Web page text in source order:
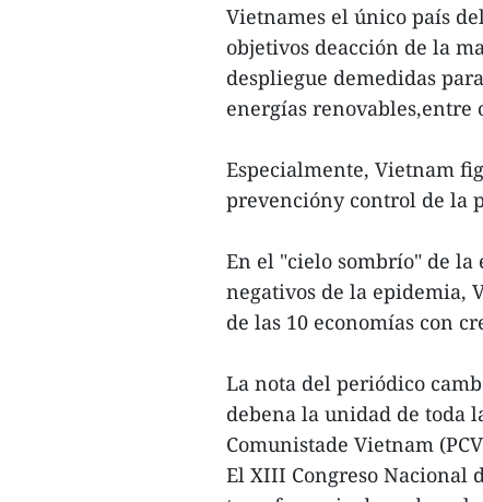
Vietnames el único país
objetivos deacción de la
despliegue demedidas
energías renovables,entre
Especialmente, Vietnam
prevencióny control de la
En el "cielo sombrío" de la
negativos de la epidemia,
de las 10 economías con
La nota del periódico
debena la unidad de toda
Comunistade Vietnam
El XIII Congreso Nacional